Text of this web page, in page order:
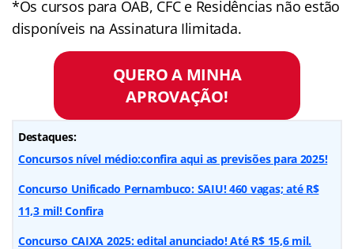
*Os cursos para OAB, CFC e Residências não estão
disponíveis na Assinatura Ilimitada.
QUERO A MINHA
APROVAÇÃO!
Destaques:
Concursos nível médio:confira aqui as previsões para 2025!
Concurso Unificado Pernambuco: SAIU! 460 vagas; até R$
11,3 mil! Confira
Concurso CAIXA 2025: edital anunciado! Até R$ 15,6 mil.